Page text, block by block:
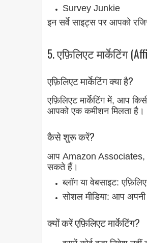
Survey Junkie
इन सर्वे साइट्स पर आपको
5. एफ़िलिएट मार्केटिंग
एफ़िलिएट मार्केटिंग क्या है?
एफ़िलिएट मार्केटिंग में, आप
आपको एक कमीशन मिलता है।
कैसे शुरू करें?
आप Amazon Associates,
सकते हैं।
ब्लॉग या वेबसाइट:
सोशल मीडिया: आप
क्यों करें एफ़िलिएट मार्केटिंग?